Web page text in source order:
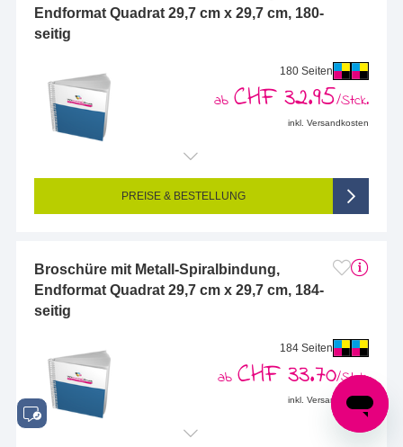
Endformat Quadrat 29,7 cm x 29,7 cm, 180-
seitig
180 Seiten
ab CHF 32.95/Stck.
inkl. Versandkosten
Endformat (bedruckte Fläche): 297 x 297 mm
Seitigkeit: 180-seitig (Vorderseite und Rückseite bedruckt)
4/4-farbig CMYK (vollfarbig bedruckt)
PREISE & BESTELLUNG
Broschüre mit Metall-Spiralbindung,
Endformat Quadrat 29,7 cm x 29,7 cm, 184-
seitig
184 Seiten
ab CHF 33.70/Stck.
inkl. Versandkosten
Endformat (bedruckte Fläche): 297 x 297 mm